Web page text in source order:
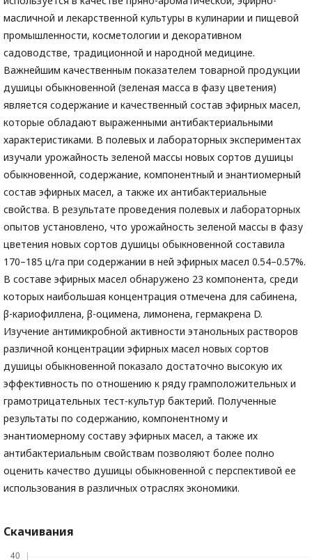
масличной и лекарственной культуры в кулинарии и пищевой
промышленности, косметологии и декоративном
садоводстве, традиционной и народной медицине.
Важнейшим качественным показателем товарной продукции
душицы обыкновенной (зеленая масса в фазу цветения)
является содержание и качественный состав эфирных масел,
которые обладают выраженными антибактериальными
характеристиками. В полевых и лабораторных экспериментах
изучали урожайность зеленой массы новых сортов душицы
обыкновенной, содержание, компонентный и энантиомерный
состав эфирных масел, а также их антибактериальные
свойства. В результате проведения полевых и лабораторных
опытов установлено, что урожайность зеленой массы в фазу
цветения новых сортов душицы обыкновенной составила
170–185 ц/га при содержании в ней эфирных масел 0.54–0.57%.
В составе эфирных масел обнаружено 23 компонента, среди
которых наибольшая концентрация отмечена для сабинена,
β-кариофиллена, β-оцимена, лимонена, гермакрена D.
Изучение антимикробной активности этанольных растворов
различной концентрации эфирных масел новых сортов
душицы обыкновенной показало достаточно высокую их
эффективность по отношению к ряду грамположительных и
грамотрицательных тест-культур бактерий. Полученные
результаты по содержанию, компонентному и
энантиомерному составу эфирных масел, а также их
антибактериальным свойствам позволяют более полно
оценить качество душицы обыкновенной с перспективой ее
использования в различных отраслях экономики.
Скачивания